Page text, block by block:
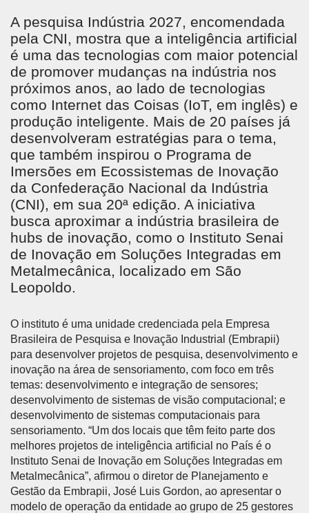
A pesquisa Indústria 2027, encomendada
pela CNI, mostra que a inteligência artificial
é uma das tecnologias com maior potencial
de promover mudanças na indústria nos
próximos anos, ao lado de tecnologias
como Internet das Coisas (IoT, em inglês) e
produção inteligente. Mais de 20 países já
desenvolveram estratégias para o tema,
que também inspirou o Programa de
Imersões em Ecossistemas de Inovação
da Confederação Nacional da Indústria
(CNI), em sua 20ª edição. A iniciativa
busca aproximar a indústria brasileira de
hubs de inovação, como o Instituto Senai
de Inovação em Soluções Integradas em
Metalmecânica, localizado em São
Leopoldo.
O instituto é uma unidade credenciada pela Empresa
Brasileira de Pesquisa e Inovação Industrial (Embrapii)
para desenvolver projetos de pesquisa, desenvolvimento e
inovação na área de sensoriamento, com foco em três
temas: desenvolvimento e integração de sensores;
desenvolvimento de sistemas de visão computacional; e
desenvolvimento de sistemas computacionais para
sensoriamento. “Um dos locais que têm feito parte dos
melhores projetos de inteligência artificial no País é o
Instituto Senai de Inovação em Soluções Integradas em
Metalmecânica”, afirmou o diretor de Planejamento e
Gestão da Embrapii, José Luis Gordon, ao apresentar o
modelo de operação da entidade ao grupo de 25 gestores